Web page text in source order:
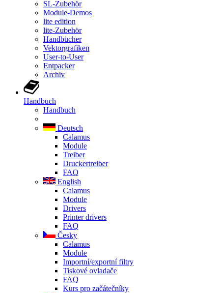
SL-Zubehör
Module-Demos
lite edition
lite-Zubehör
Handbücher
Vektorgrafiken
User-to-User
Entpacker
Archiv
Handbuch
Handbuch
Deutsch
Calamus
Module
Treiber
Druckertreiber
FAQ
English
Calamus
Module
Drivers
Printer drivers
FAQ
Česky
Calamus
Module
Importní/exportní filtry
Tiskové ovladače
FAQ
Kurs pro začátečníky